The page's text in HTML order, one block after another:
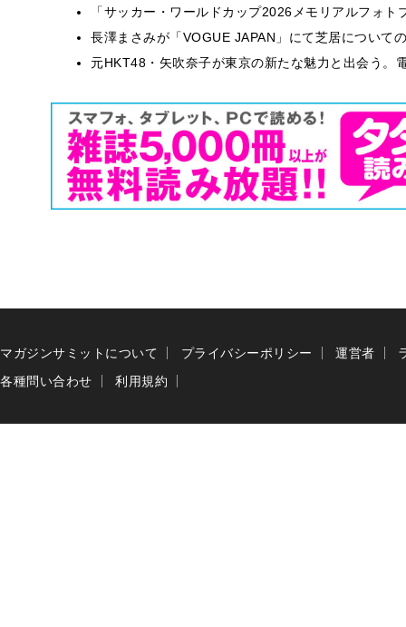
「サッカー・ワールドカップ2026メモリアルフォ
長澤まさみが「VOGUE JAPAN」にて芝居について
元HKT48・矢吹奈子が東京の新たな魅力と出会う
マガジンサミットについて プライバシーポリシー 運営者
各種問い合わせ
利用規約